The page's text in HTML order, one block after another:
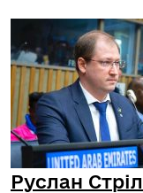
Руслан